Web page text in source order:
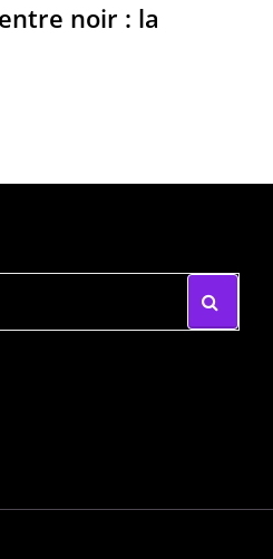
noir : la